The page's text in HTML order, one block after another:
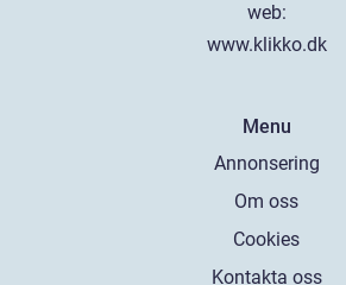
web:
www.klikko.dk
Menu
Annonsering
Om oss
Cookies
Kontakta oss